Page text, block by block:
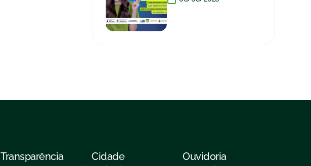
Transparência Cidade Ouvidoria